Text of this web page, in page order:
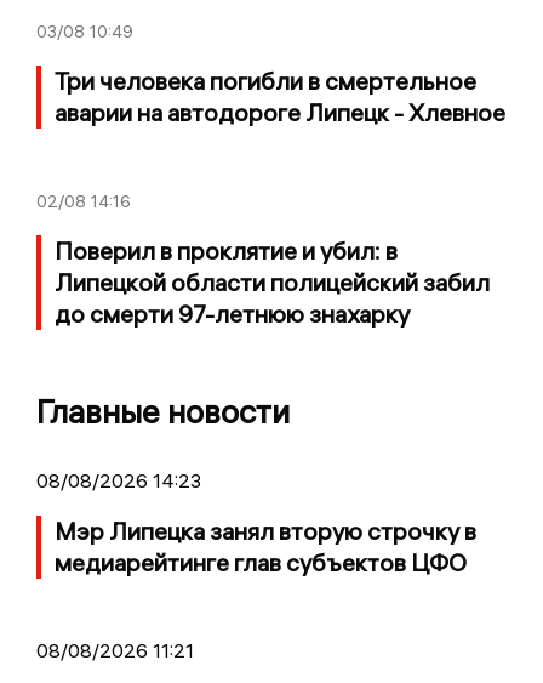
03/08 10:49
Три человека погибли в смертельное
аварии на автодороге Липецк - Хлевное
02/08 14:16
Поверил в проклятие и убил: в
Липецкой области полицейский забил
до смерти 97-летнюю знахарку
Главные новости
08/08/2026 14:23
Мэр Липецка занял вторую строчку в
медиарейтинге глав субъектов ЦФО
08/08/2026 11:21